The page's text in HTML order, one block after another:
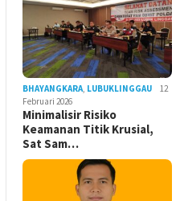
BHAYANGKARA, LUBUKLINGGAU
12
Februari 2026
Minimalisir Risiko
Keamanan Titik Krusial,
Sat Sam…